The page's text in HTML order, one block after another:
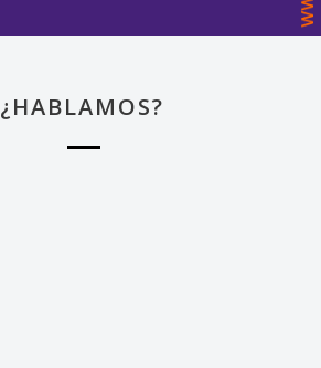
¿HABLAMOS?